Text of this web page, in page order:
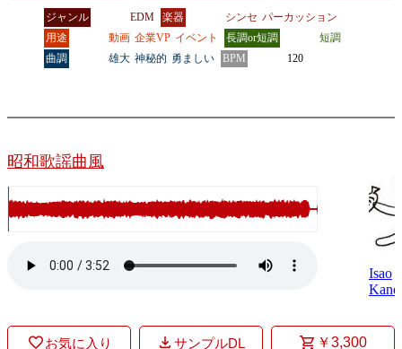
ジャンル EDM 楽器 シンセ パーカッション
用途
動画 企業VP イベント 長調or短調
短調
曲調
雄大 神秘的 勇ましい BPM 120
昭和歌謡曲風
Isao
お気に入り サンプルDL ￥3,300